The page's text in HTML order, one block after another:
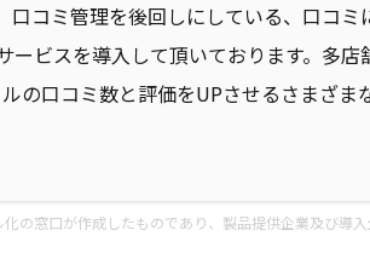
口コミ管理を後回しにしている、口コ
ビスを導入して頂いております。多店
の口コミ数と評価をUPさせるさまざま
の窓口が作成したものであり、製品提供企業及び導